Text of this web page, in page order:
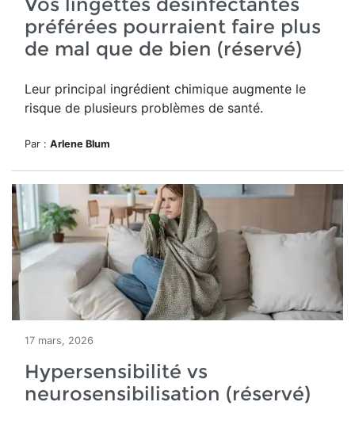
préférées pourraient faire plus
de mal que de bien (réservé)
Leur principal ingrédient chimique augmente le
risque de plusieurs problèmes de santé.
Par : Arlene Blum
17 mars, 2026
Hypersensibilité vs
neurosensibilisation (réservé)